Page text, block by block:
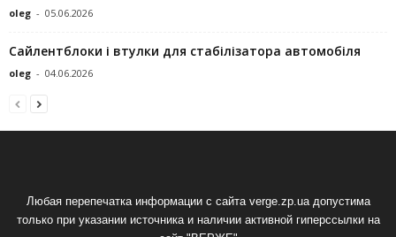
oleg - 05.06.2026
Сайлентблоки і втулки для стабілізатора автомобіля
oleg - 04.06.2026
Любая перепечатка информации с сайта verge.zp.ua допустима
только при указании источника и наличии активной гиперссылки на